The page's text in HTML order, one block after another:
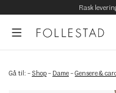
Rask
Gå til: – Shop – Dame –Gensere &